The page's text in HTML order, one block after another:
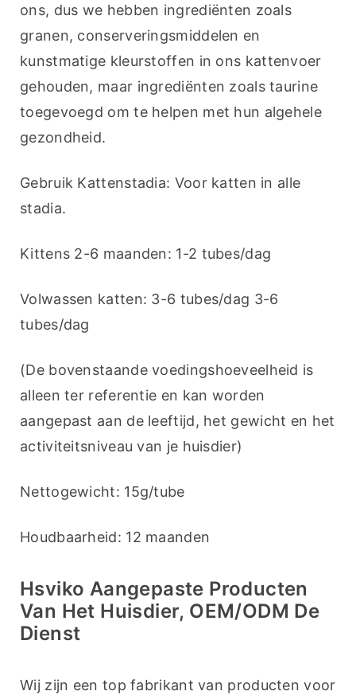
ons, dus we hebben ingrediënten zoals
granen, conserveringsmiddelen en
kunstmatige kleurstoffen in ons kattenvoer
gehouden, maar ingrediënten zoals taurine
toegevoegd om te helpen met hun algehele
gezondheid.
Gebruik Kattenstadia: Voor katten in alle
stadia.
Kittens 2-6 maanden: 1-2 tubes/dag
Volwassen katten: 3-6 tubes/dag 3-6
tubes/dag
(De bovenstaande voedingshoeveelheid is
alleen ter referentie en kan worden
aangepast aan de leeftijd, het gewicht en het
activiteitsniveau van je huisdier)
Nettogewicht: 15g/tube
Houdbaarheid: 12 maanden
Hsviko Aangepaste Producten
Van Het Huisdier, OEM/ODM De
Dienst
Wij zijn een top fabrikant van producten voor